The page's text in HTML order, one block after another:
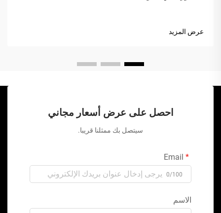
عرض المزيد
احصل على عرض أسعار مجاني
سيتصل بك ممثلنا قريبا.
0/100
الاسم